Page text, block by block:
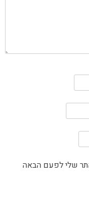
שלי לפעם הבאה